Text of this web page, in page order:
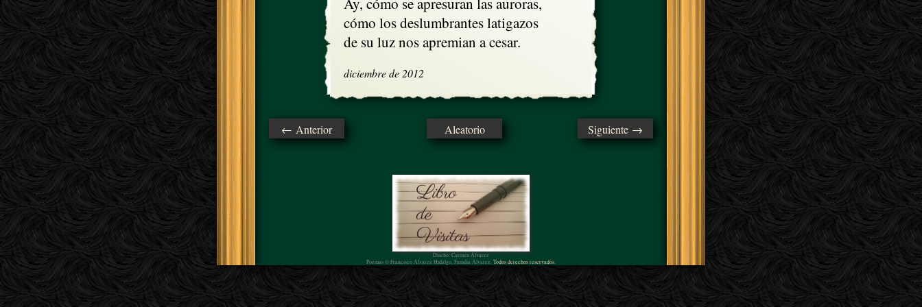
cómo los deslumbrantes latigazos
de su luz nos apremian a cesar.
diciembre de 2012
← Anterior Aleatorio Siguiente →
Diseño: Carmen Álvarez
Poemas © Francisco Álvarez Hidalgo, Familia Álvarez. Todos derechos reservados.